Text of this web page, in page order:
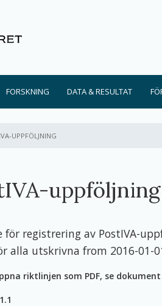
FORSKNING DATA & RESULTAT
UPPFÖLJNING
uppföljning
för registrering av PostIVA-
alla utskrivna from 2016-01-
riktlinjen som PDF, se